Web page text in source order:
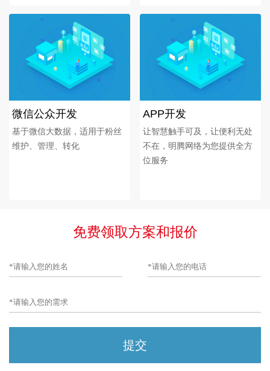
微信公众开发
基于微信大数据，适用于粉丝
维护、管理、转化
APP开发
让智慧触手可及，让便利无处
不在，明腾网络为您提供全方
位服务
免费领取方案和报价